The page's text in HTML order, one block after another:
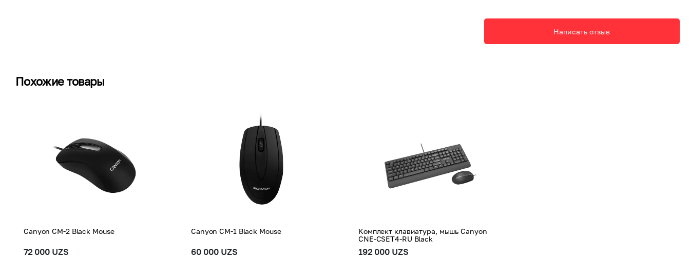
Написать отзыв
Похожие товары
72 000 UZS
Canyon CM-2 Black Mouse
60 000 UZS
Canyon CM-1 Black Mouse
192 000 UZS
Комплект клавиатура, мышь Canyon
CNE-CSET4-RU Black